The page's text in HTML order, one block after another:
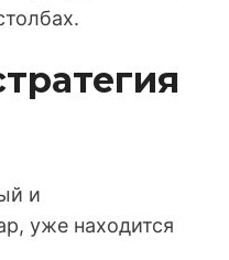
и
уже находится